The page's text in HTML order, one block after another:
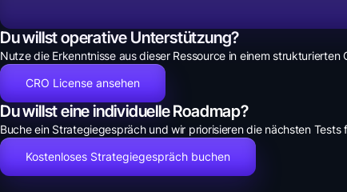
Du willst operative Unterstützung?
Nutze die Erkenntnisse aus dieser Ressource in einem strukturierten
CRO License ansehen
Du willst eine individuelle Roadmap?
Buche ein Strategiegespräch und wir priorisieren die nächsten Tests
Kostenloses Strategiegespräch buchen